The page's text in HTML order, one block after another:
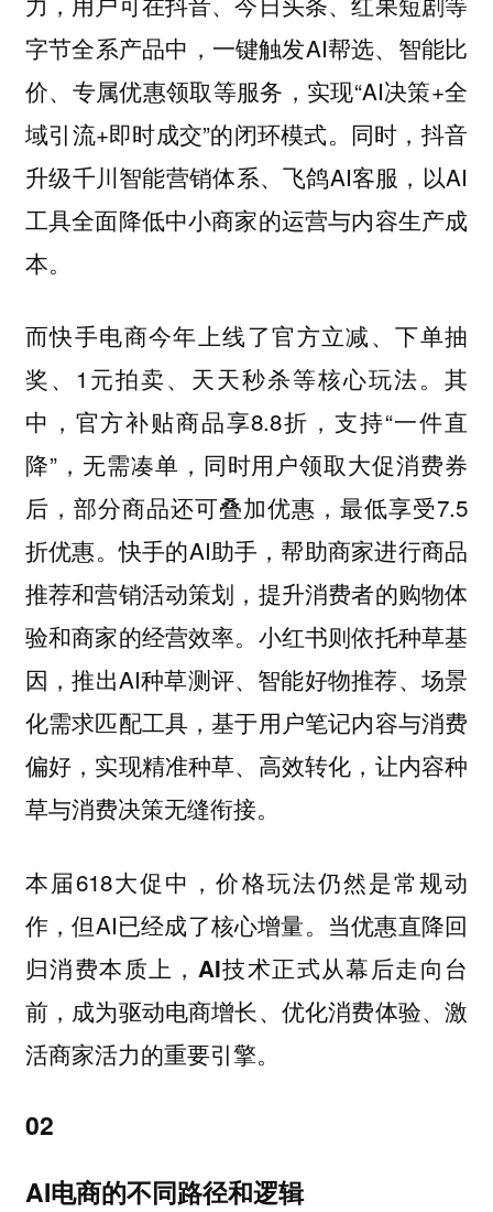
字节全系产品中，一键触发AI帮选、智能比
价、专属优惠领取等服务，实现“AI决策+全
域引流+即时成交”的闭环模式。同时，抖音
升级千川智能营销体系、飞鸽AI客服，以AI
工具全面降低中小商家的运营与内容生产成
本。
而快手电商今年上线了官方立减、下单抽
奖、1元拍卖、天天秒杀等核心玩法。其
中，官方补贴商品享8.8折，支持“一件直
降”，无需凑单，同时用户领取大促消费券
后，部分商品还可叠加优惠，最低享受7.5
折优惠。快手的AI助手，帮助商家进行商品
推荐和营销活动策划，提升消费者的购物体
验和商家的经营效率。小红书则依托种草基
因，推出AI种草测评、智能好物推荐、场景
化需求匹配工具，基于用户笔记内容与消费
偏好，实现精准种草、高效转化，让内容种
草与消费决策无缝衔接。
本届618大促中，价格玩法仍然是常规动
作，但AI已经成了核心增量。 当优惠直降回
归消费本质上，AI技术正式从幕后走向台
前，成为驱动电商增长、优化消费体验、激
活商家活力的重要引擎。
02
AI电商的不同路径和逻辑